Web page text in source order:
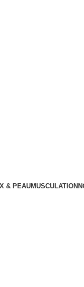
& PEAUMUSCULATION